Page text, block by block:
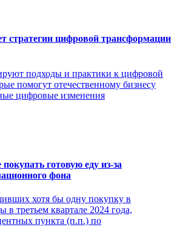
стратегии цифровой трансформации
подходы и практики к цифровой
помогут отечественному бизнесу
цифровые изменения
готовую еду из-за
фона
хотя бы одну покупку в
в третьем квартале 2024 года,
пункта (п.п.) по